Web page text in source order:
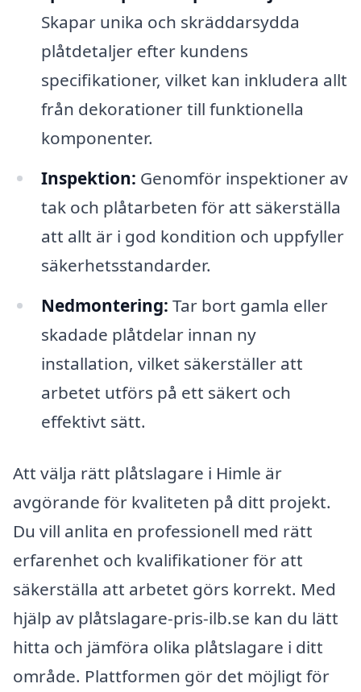
Skapar unika och skräddarsydda
plåtdetaljer efter kundens
specifikationer, vilket kan inkludera allt
från dekorationer till funktionella
komponenter.
Inspektion: Genomför inspektioner av
tak och plåtarbeten för att säkerställa
att allt är i god kondition och uppfyller
säkerhetsstandarder.
Nedmontering: Tar bort gamla eller
skadade plåtdelar innan ny
installation, vilket säkerställer att
arbetet utförs på ett säkert och
effektivt sätt.
Att välja rätt plåtslagare i Himle är
avgörande för kvaliteten på ditt projekt.
Du vill anlita en professionell med rätt
erfarenhet och kvalifikationer för att
säkerställa att arbetet görs korrekt. Med
hjälp av plåtslagare-pris-ilb.se kan du lätt
hitta och jämföra olika plåtslagare i ditt
område. Plattformen gör det möjligt för